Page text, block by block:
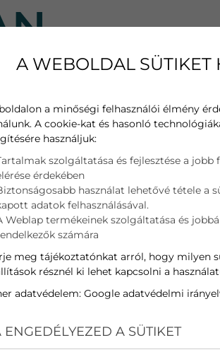
klíma
- már több ezer ügyfélnél
A WEBOLDAL SÜTIKET
a minőségi felhasználói élmény
A cookie-kat és hasonló
használjuk:
szolgáltatása és fejlesztése a jobb
érdekében
használat lehetővé tétele a
adatok felhasználásával.
Weblap termékeinek szolgáltatása és
számára
meg tájékoztatónkat arról, hogy milyen
résznél ki lehet kapcsolni a
adatvédelem: Google adatvédelmi
ENGEDÉLYEZED A SÜTIKET